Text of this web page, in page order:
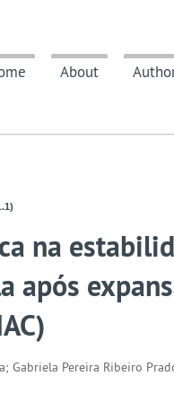
About
na
após
Gabriela Pereira Ribeiro